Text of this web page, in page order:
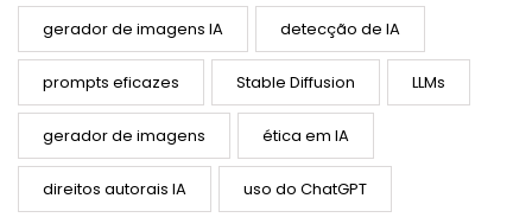
gerador de imagens IA detecção de IA
prompts eficazes Stable Diffusion LLMs
gerador de imagens ética em IA
direitos autorais IA uso do ChatGPT